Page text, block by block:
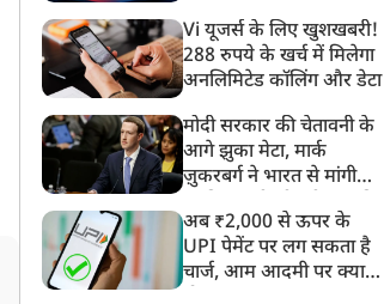
गया
Vi यूजर्स के लिए खुशखबरी!
288 रुपये के खर्च में मिलेगा
अनलिमिटेड कॉलिंग और डेटा
मोदी सरकार की चेतावनी के
आगे झुका मेटा, मार्क
ज़ुकरबर्ग ने भारत से मांगी
अब ₹2,000 से ऊपर के
UPI पेमेंट पर लग सकता है
चार्ज, आम आदमी पर क्या